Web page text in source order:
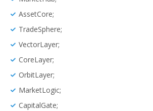
AssetCore;
TradeSphere;
VectorLayer;
CoreLayer;
OrbitLayer;
MarketLogic;
CapitalGate;